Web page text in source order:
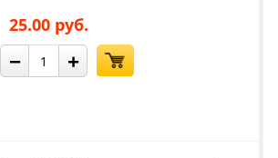
25.00 руб.
− +